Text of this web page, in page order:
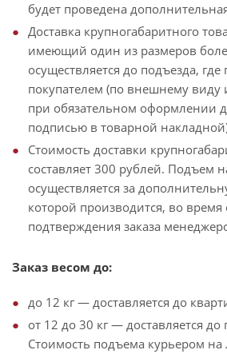
будет проведена
Доставка крупногабаритного
имеющий один из размеров
осуществляется до подъезда,
покупателем (по внешнему виду
при обязательном оформлении
подписью в товарной
Стоимость доставки
составляет 300 рублей. Подъем
осуществляется за
которой производится, во
подтверждения заказа
Заказ весом до:
до 12 кг — доставляется до
от 12 до 30 кг — доставляется до
Стоимость подъема курьером на